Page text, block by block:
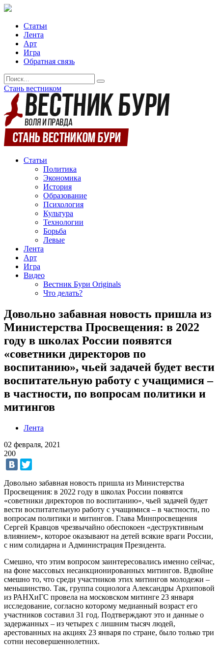
Статьи
Лента
Арт
Игра
Обратная связь
Стань вестником
Статьи
Политика
Экономика
История
Образование
Психология
Культура
Технологии
Борьба
Левые
Лента
Арт
Игра
Видео
Вестник Бури Originals
Что делать?
Довольно забавная новость пришла из
Министерства Просвещения: в 2022
году в школах России появятся
«советники директоров по
воспитанию», чьей задачей будет вести
воспитательную работу с учащимися –
в частности, по вопросам политики и
митингов
Лента
02 февраля, 2021
200
Довольно забавная новость пришла из Министерства
Просвещения: в 2022 году в школах России появятся
«советники директоров по воспитанию», чьей задачей будет
вести воспитательную работу с учащимися – в частности, по
вопросам политики и митингов. Глава Минпросвещения
Сергей Кравцов чрезвычайно обеспокоен «деструктивным
влиянием», которое оказывают на детей всякие враги России,
с ним солидарна и Администрация Президента.
Смешно, что этим вопросом заинтересовались именно сейчас,
на фоне массовых несанкционированных митингов. Вдвойне
смешно то, что среди участников этих митингов молодежи –
меньшинство. Так, группа социолога Александры Архиповой
из РАНХиГС провела на московском митинге 23 января
исследование, согласно которому медианный возраст его
участников составил 31 год. Подтверждают это и данные о
задержанных – из четырех с лишним тысяч людей,
арестованных на акциях 23 января по стране, было только три
сотни несовершеннолетних.